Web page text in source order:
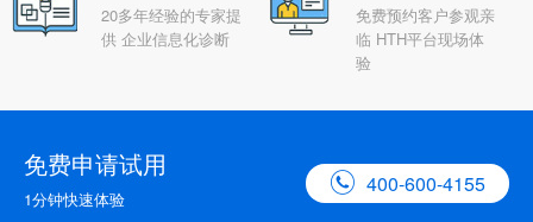
20多年经验的专家提
供 企业信息化诊断
免费预约客户参观亲
临 HTH平台现场体
验
免费申请试用
1分钟快速体验
 400-600-4155